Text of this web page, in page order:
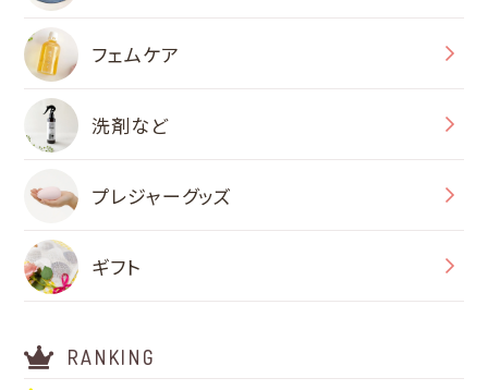
フェムケア
洗剤など
プレジャーグッズ
ギフト
RANKING